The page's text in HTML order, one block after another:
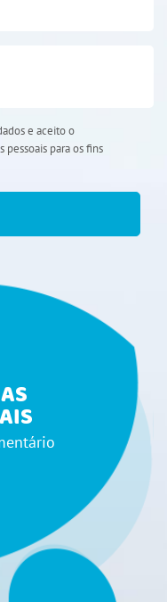
e aceito o
pessoais para os fins